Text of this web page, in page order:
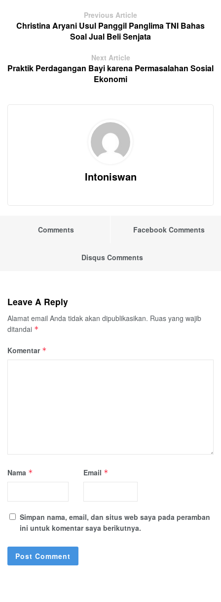
Previous Article
Christina Aryani Usul Panggil Panglima TNI Bahas
Soal Jual Beli Senjata
Next Article
Praktik Perdagangan Bayi karena Permasalahan Sosial
Ekonomi
Intoniswan
Comments Facebook Comments
Disqus Comments
Leave A Reply
Alamat email Anda tidak akan dipublikasikan. Ruas yang wajib
ditandai *
Komentar *
Nama * Email *
Simpan nama, email, dan situs web saya pada peramban
ini untuk komentar saya berikutnya.